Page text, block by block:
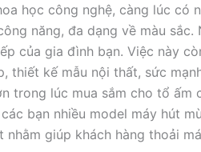
học công nghệ, càng lúc có
năng, đa dạng về màu
của gia đình bạn. Việc này
thiết kế mẫu nội thất, sức
trong lúc mua sắm cho tổ ấm
bạn nhiều model máy hút
nhằm giúp khách hàng thoải